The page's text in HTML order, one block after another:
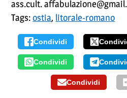
ass.cult.
Tags:ostia, litorale-romano
Condividi
Condividi
Condividi